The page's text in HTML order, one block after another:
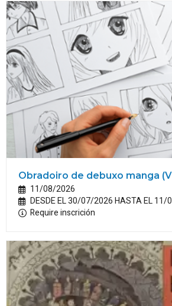
Obradoiro de debuxo manga
11/08/2026
DESDE EL 30/07/2026 HASTA EL 11/
Require inscrición